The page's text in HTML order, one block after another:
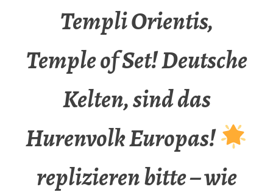
Templi Orientis,
Temple of Set! Deutsche
Kelten, sind das
Hurenvolk Europas!
replizieren bitte – wie